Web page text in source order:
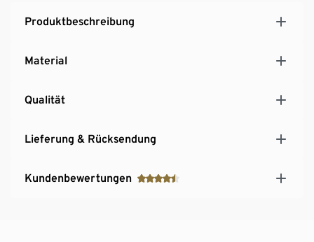
Produktbeschreibung
Material
Qualität
Lieferung & Rücksendung
Kundenbewertungen